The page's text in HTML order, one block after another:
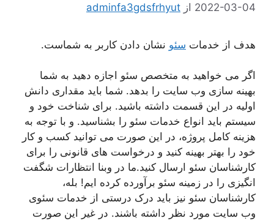
2022-03-04 از adminfa3gdsfrhyut
هدف از خدمات سئو نشان دادن کاربر به شماست.
اگر می خواهید به متخصص سئو اجازه دهید به شما
بهینه سازی وب سایت را بدهد. شما باید مقداری دانش
اولیه در این قسمت داشته باشید. برای شناخت خود و
سیستم باید انواع خدمات سئو را بشناسید. و با توجه به
هزینه کامل پروژه، در این صورت می توانید کسب و کار
خود را بهتر بهینه کنید و درخواست های قانونی را برای
کارشناسان سئو ارسال کنید.ما در وبنا انتظارات شگفت
انگیزی را در زمینه سئو برآورده کرده ایم! بله،
کارشناسان سئو نیز باید درک درستی از خدمات سئوی
وب سایت مورد نظر داشته باشند. در غیر این صورت